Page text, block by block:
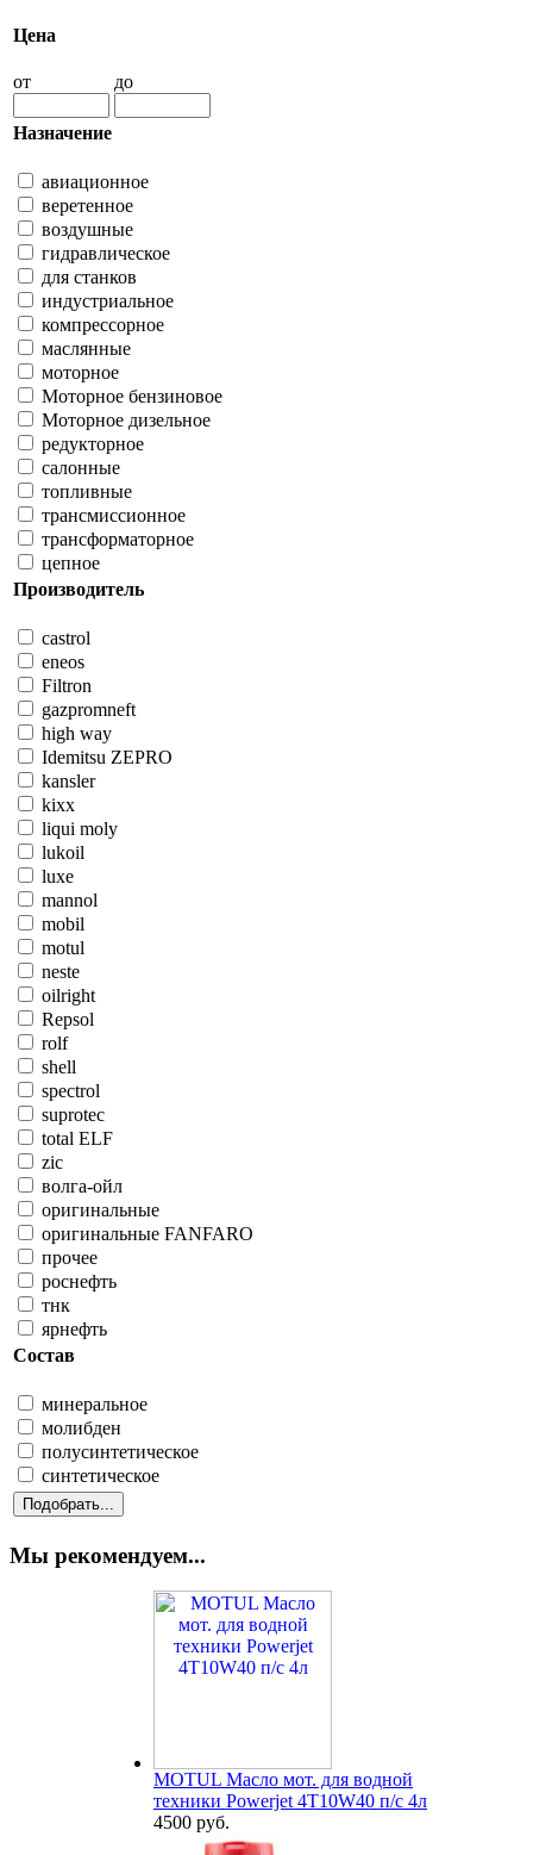
Цена
от до
Назначение
авиационное
веретенное
воздушные
гидравлическое
для станков
индустриальное
компрессорное
маслянные
моторное
Моторное бензиновое
Моторное дизельное
редукторное
салонные
топливные
трансмиссионное
трансформаторное
цепное
Производитель
castrol
eneos
Filtron
gazpromneft
high way
Idemitsu ZEPRO
kansler
kixx
liqui moly
lukoil
luxe
mannol
mobil
motul
neste
oilright
Repsol
rolf
shell
spectrol
suprotec
total ELF
zic
волга-ойл
оригинальные
оригинальные FANFARO
прочее
роснефть
тнк
ярнефть
Состав
минеральное
молибден
полусинтетическое
синтетическое
Мы рекомендуем...
MOTUL Масло мот. для водной
техники Powerjet 4T10W40 п/с 4л
4500 руб.